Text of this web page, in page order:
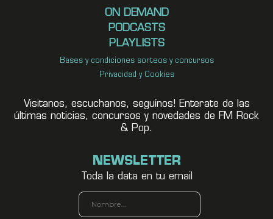
ON DEMAND
PODCASTS
PLAYLISTS
Bases y condiciones sorteos y concursos
Privacidad y Cookies
Visitanos, escuchanos, seguínos! Enterate de las
últimas noticias, concursos y novedades de FM Rock
& Pop.
NEWSLETTER
Toda la data en tu email